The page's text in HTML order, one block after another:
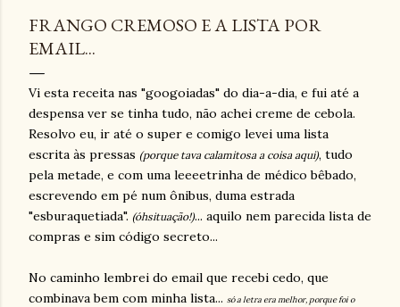
FRANGO CREMOSO E A LISTA POR
EMAIL...
Vi esta receita nas "googoiadas" do dia-a-dia, e fui até a
despensa ver se tinha tudo, não achei creme de cebola.
Resolvo eu, ir até o super e comigo levei uma lista
escrita às pressas (porque tava calamitosa a coisa aqui), tudo
pela metade, e com uma leeeetrinha de médico bêbado,
escrevendo em pé num ônibus, duma estrada
"esburaquetiada". (óhsituação!)... aquilo nem parecida lista de
compras e sim código secreto...
No caminho lembrei do email que recebi cedo, que
combinava bem com minha lista... só a letra era melhor, porque foi o